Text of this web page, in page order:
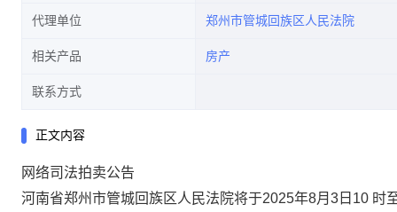
代理单位 郑州市管城回族区人民法院
相关产品 房产
联系方式
正文内容
网络司法拍卖公告
河南省郑州市管城回族区人民法院将于2025年8月 3 日 10 时